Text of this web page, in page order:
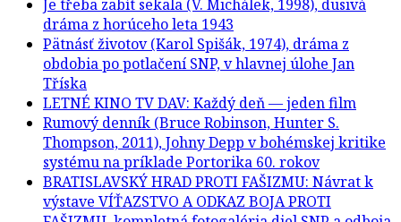
Je třeba zabít sekala (V. Michálek, 1998), dusivá
dráma z horúceho leta 1943
Pätnásť životov (Karol Spišák, 1974), dráma z
obdobia po potlačení SNP, v hlavnej úlohe Jan
Tříska
LETNÉ KINO TV DAV: Každý deň — jeden film
Rumový denník (Bruce Robinson, Hunter S.
Thompson, 2011), Johny Depp v bohémskej kritike
systému na príklade Portorika 60. rokov
BRATISLAVSKÝ HRAD PROTI FAŠIZMU: Návrat k
výstave VÍŤAZSTVO A ODKAZ BOJA PROTI